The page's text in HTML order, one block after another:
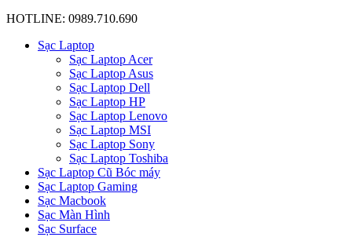
HOTLINE: 0989.710.690
Sạc Laptop
Sạc Laptop Acer
Sạc Laptop Asus
Sạc Laptop Dell
Sạc Laptop HP
Sạc Laptop Lenovo
Sạc Laptop MSI
Sạc Laptop Sony
Sạc Laptop Toshiba
Sạc Laptop Cũ Bóc máy
Sạc Laptop Gaming
Sạc Macbook
Sạc Màn Hình
Sạc Surface